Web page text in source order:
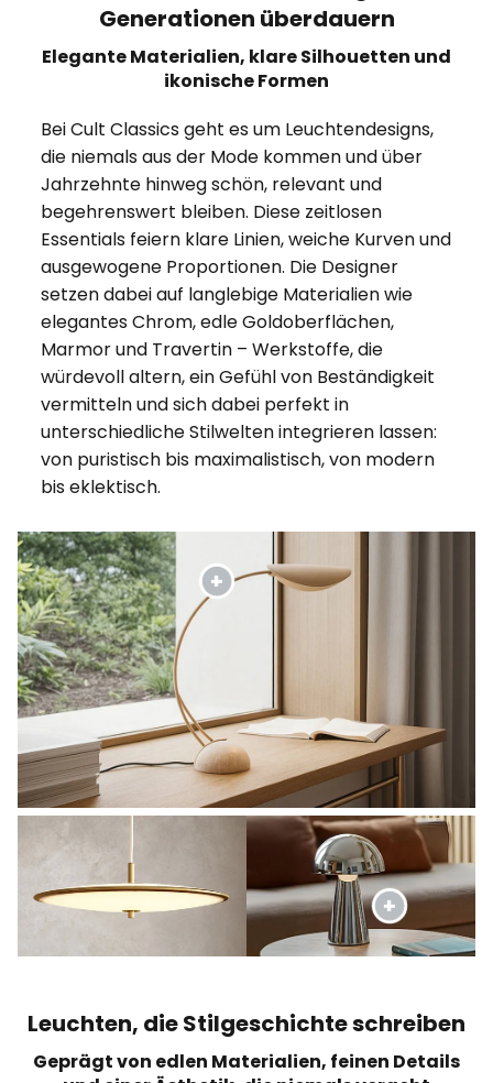
Generationen überdauern
Elegante Materialien, klare Silhouetten und
ikonische Formen
Bei Cult Classics geht es um Leuchtendesigns,
die niemals aus der Mode kommen und über
Jahrzehnte hinweg schön, relevant und
begehrenswert bleiben. Diese zeitlosen
Essentials feiern klare Linien, weiche Kurven und
ausgewogene Proportionen. Die Designer
setzen dabei auf langlebige Materialien wie
elegantes Chrom, edle Goldoberflächen,
Marmor und Travertin – Werkstoffe, die
würdevoll altern, ein Gefühl von Beständigkeit
vermitteln und sich dabei perfekt in
unterschiedliche Stilwelten integrieren lassen:
von puristisch bis maximalistisch, von modern
bis eklektisch.
Leuchten, die Stilgeschichte schreiben
Geprägt von edlen Materialien, feinen Details